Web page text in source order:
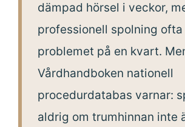
dämpad hörsel i veckor,
professionell spolning ofta
problemet på en kvart.
Vårdhandboken nationell
procedurdatabas varnar:
aldrig om trumhinnan inte